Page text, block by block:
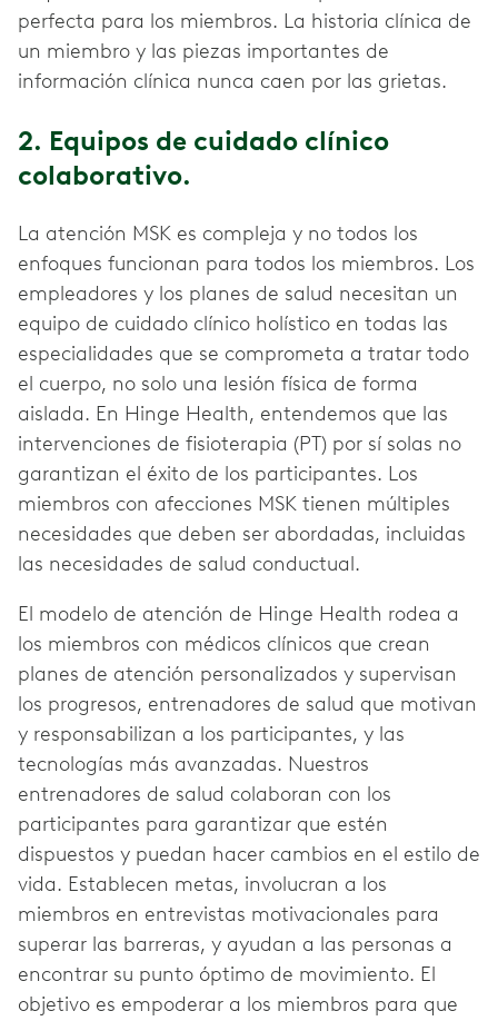
perfecta para los miembros. La historia clínica de
un miembro y las piezas importantes de
información clínica nunca caen por las grietas.
2. Equipos de cuidado clínico
colaborativo.
La atención MSK es compleja y no todos los
enfoques funcionan para todos los miembros. Los
empleadores y los planes de salud necesitan un
equipo de cuidado clínico holístico en todas las
especialidades que se comprometa a tratar todo
el cuerpo, no solo una lesión física de forma
aislada. En Hinge Health, entendemos que las
intervenciones de fisioterapia (PT) por sí solas no
garantizan el éxito de los participantes. Los
miembros con afecciones MSK tienen múltiples
necesidades que deben ser abordadas, incluidas
las necesidades de salud conductual.
El modelo de atención de Hinge Health rodea a
los miembros con médicos clínicos que crean
planes de atención personalizados y supervisan
los progresos, entrenadores de salud que motivan
y responsabilizan a los participantes, y las
tecnologías más avanzadas. Nuestros
entrenadores de salud colaboran con los
participantes para garantizar que estén
dispuestos y puedan hacer cambios en el estilo de
vida. Establecen metas, involucran a los
miembros en entrevistas motivacionales para
superar las barreras, y ayudan a las personas a
encontrar su punto óptimo de movimiento. El
objetivo es empoderar a los miembros para que